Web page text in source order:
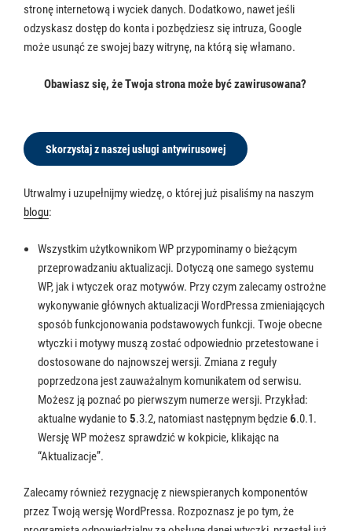
stronę internetową i wyciek danych. Dodatkowo, nawet jeśli
odzyskasz dostęp do konta i pozbędziesz się intruza, Google
może usunąć ze swojej bazy witrynę, na którą się włamano.
Obawiasz się, że Twoja strona może być zawirusowana?
Skorzystaj z naszej usługi antywirusowej
Utrwalmy i uzupełnijmy wiedzę, o której już pisaliśmy na naszym
blogu:
Wszystkim użytkownikom WP przypominamy o bieżącym
przeprowadzaniu aktualizacji. Dotyczą one samego systemu
WP, jak i wtyczek oraz motywów. Przy czym zalecamy ostrożne
wykonywanie głównych aktualizacji WordPressa zmieniających
sposób funkcjonowania podstawowych funkcji. Twoje obecne
wtyczki i motywy muszą zostać odpowiednio przetestowane i
dostosowane do najnowszej wersji. Zmiana z reguły
poprzedzona jest zauważalnym komunikatem od serwisu.
Możesz ją poznać po pierwszym numerze wersji. Przykład:
aktualne wydanie to 5.3.2, natomiast następnym będzie6.0.1.
Wersję WP możesz sprawdzić w kokpicie, klikając na
“Aktualizacje”.
Zalecamy również rezygnację z niewspieranych komponentów
przez Twoją wersję WordPressa. Rozpoznasz je po tym, że